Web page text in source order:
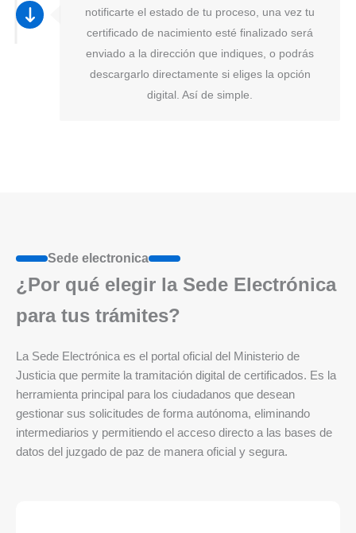
notificarte el estado de tu proceso, una vez tu
certificado de nacimiento esté finalizado será
enviado a la dirección que indiques, o podrás
descargarlo directamente si eliges la opción
digital. Así de simple.
Sede electronica
¿Por qué elegir la Sede Electrónica
para tus trámites?
La Sede Electrónica es el portal oficial del Ministerio de
Justicia que permite la tramitación digital de certificados. Es la
herramienta principal para los ciudadanos que desean
gestionar sus solicitudes de forma autónoma, eliminando
intermediarios y permitiendo el acceso directo a las bases de
datos del juzgado de paz de manera oficial y segura.